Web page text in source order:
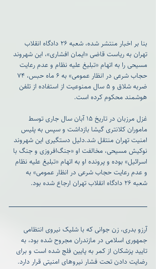
‏بنا بر اخبار منتشر شده، شعبه ۲۶ دادگاه انقلاب
تهران به ریاست قاضی «ایمان افشاری»، این شهروند
مسیحی را به اتهام «تبلیغ علیه نظام و عدم رعایت
ضربه شلاق و ۵ سال ممنوعیت از استفاده از تلفن
هوشمند محکوم کرده است.
‏غزل مرزبان در تاریخ ۱۵ آبان سال جاری توسط
ماموران کلانتری گیشا بازداشت و سپس به پلیس
امنیت تهران منتقل شد.دلیل دستگیری این شهروند
نوکیش مسیحی، مخالفت او «جنگ‌افروزی و جنگ با
اسرائیل» بوده و پرونده او به اتهام «تبلیغ علیه نظام
و عدم رعایت حجاب شرعی در انظار عمومی» به
شعبه ۲۶ دادگاه انقلاب تهران ارجاع شده بود.
آرزو بدری، زن جوانی که با شلیک نیروی انتظامی
جمهوری اسلامی در مازندران مجروح شده بود، به
تایید پزشکان از کمر به پایین فلج شده است و برای
رضایت دادن تحت فشار نیروهای امنیتی قرار دارد.